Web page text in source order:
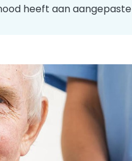
heeft aan aangepaste